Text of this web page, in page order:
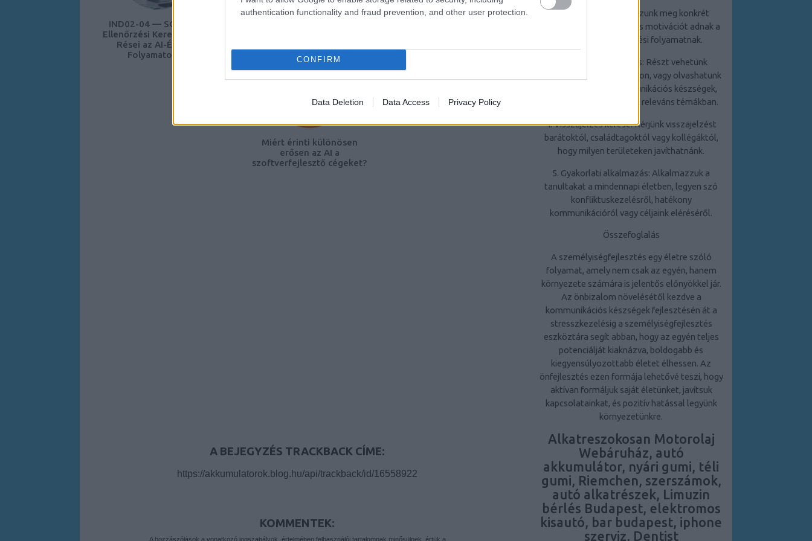
authentication functionality and fraud prevention, and other user protection.
CONFIRM
Data Deletion Data Access Privacy Policy
IND02-04 — SOX Belső
Ellenőrzési Keretrendszer
Rései az AI-Érintett
Folyamatoknál
Miért érinti különösen
erősen az AI a
szoftverfejlesztő cégeket?
A BEJEGYZÉS TRACKBACK CÍME:
https://akkumulatorok.blog.hu/api/trackback/id/16558922
KOMMENTEK:
A hozzászólások a vonatkozó jogszabályok értelmében felhasználói tartalomnak minősülnek, értük a
2. Célkitűzés: Határozzunk meg konkrét
célokat, amelyek irányt és motivációt adnak a
személyiségfejlesztési folyamatnak.
3. Folyamatos tanulás: Részt vehetünk
tréningeken, workshopokon, vagy olvashatunk
szakirodalmat a kommunikációs készségek,
stresszkezelés és egyéb releváns témákban.
4. Visszajelzés kérése: Kérjünk visszajelzést
barátoktól, családtagoktól vagy kollégáktól,
hogy milyen területeken javíthatnánk.
5. Gyakorlati alkalmazás: Alkalmazzuk a
tanultakat a mindennapi életben, legyen szó
konfliktuskezelésről, hatékony
kommunikációról vagy céljaink eléréséről.
Összefoglalás
A személyiségfejlesztés egy életre szóló
folyamat, amely nem csak az egyén, hanem
környezete számára is jelentős előnyökkel jár.
Az önbizalom növelésétől kezdve a
kommunikációs készségek fejlesztésén át a
stresszkezelésig a személyiségfejlesztés
eszköztára segít abban, hogy az egyén teljes
potenciálját kiaknázva, boldogabb és
kiegyensúlyozottabb életet élhessen. Az
önfejlesztés ezen formája lehetővé teszi, hogy
aktívan formáljuk saját életünket, javítsuk
kapcsolatainkat, és pozitív hatással legyünk
környezetünkre.
Alkatreszokosan Motorolaj
Webáruház, autó
akkumulátor, nyári gumi, téli
gumi, Riemchen, szerszámok,
autó alkatrészek, Limuzin
bérlés Budapest, elektromos
kisautó, bar budapest, iphone
szerviz, Dentist